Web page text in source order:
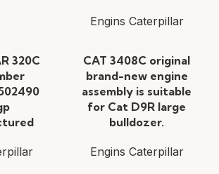
Engins Caterpillar
320C
CAT 3408C original
brand-new engine
assembly is suitable
for Cat D9R large
bulldozer.
Engins Caterpillar